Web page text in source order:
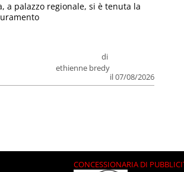
di
ethienne bredy
il 07/08/2026
a palazzo regionale, si è tenuta la
CONCESSIONARIA DI